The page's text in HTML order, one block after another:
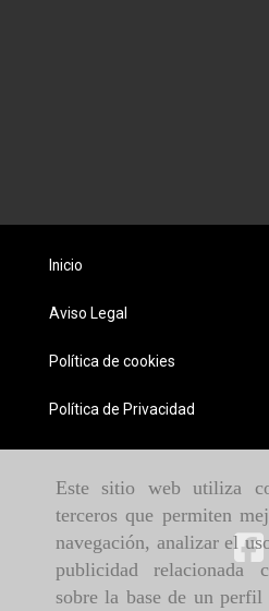
Este sitio web utiliza
terceros que permiten
navegación, analizar el
publicidad relacionada
sobre la base de un
Inicio
Aviso Legal
Política de cookies
Política de Privacidad